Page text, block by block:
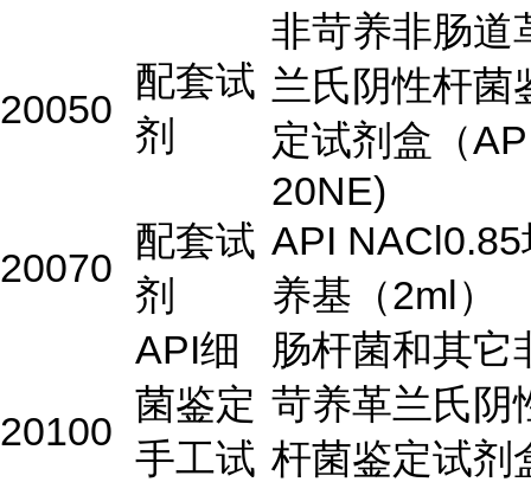
20050
配套试
剂
非苛养非肠道
兰氏阴性杆菌
定试剂盒（
20NE)
20070
配套试
剂
API NACl0.85
养基（2ml）
20100
API细
菌鉴定
手工试
肠杆菌和其它
苛养革兰氏阴
杆菌鉴定试剂